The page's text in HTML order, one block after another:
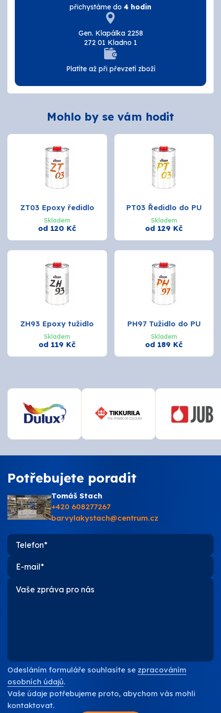
Štětce, válečky, nářadí
Vzorníky
Kamenná prodejna
Postupy a návody
Kontakty
přichystáme do 4 hodin
Gen. Klapálka 2258
272 01 Kladno 1
Platíte až při převzetí zboží
Mohlo by se vám hodit
ZT03 Epoxy ředidlo
Skladem
od 120 Kč
PT03 Ředidlo do PU
Skladem
od 129 Kč
ZH93 Epoxy tužidlo
Skladem
od 119 Kč
PH97 Tužidlo do PU
Skladem
od 189 Kč
Potřebujete poradit
Tomáš Stach
+420 608277267
barvylakystach@centrum.cz
Odesláním formuláře souhlasíte se zpracováním
osobních údajů.
Vaše údaje potřebujeme proto, abychom vás mohli
kontaktovat.